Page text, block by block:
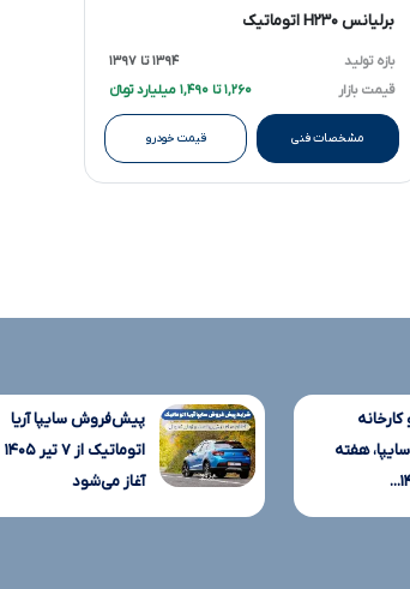
برلیانس H۲۳۰ اتوماتیک
بازه تولید
۱۳۹۴ تا ۱۳۹۷
قیمت بازار
۱,۲۶۰ تا ۱,۴۹۰ میلیارد تومانءءء
مشخصات فنی قیمت خودرو
کارخانه
هفته
پیش‌فروش سایپا آریا
اتوماتیک از ۷ تیر ۱۴۰۵
آغاز می‌شود